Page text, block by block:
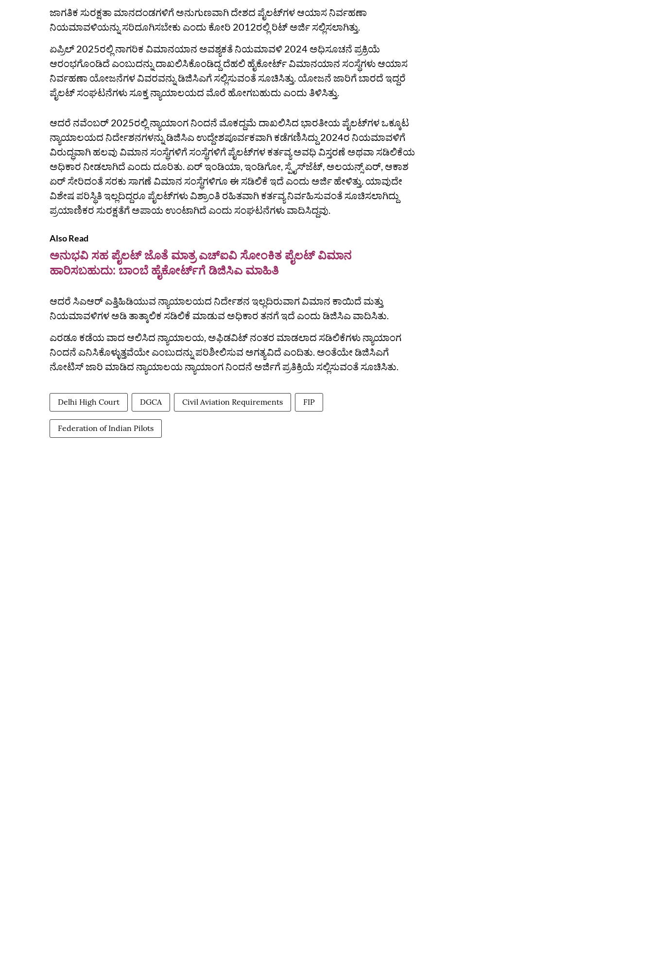
ಜಾಗತಿಕ ಸುರಕ್ಷತಾ ಮಾನದಂಡಗಳಿಗೆ ಅನುಗುಣವಾಗಿ ದೇಶದ ಪೈಲಟ್‌ಗಳ ಆಯಾಸ ನಿರ್ವಹಣಾ
ನಿಯಮಾವಳಿಯನ್ನು ಸರಿದೂಗಿಸಬೇಕು ಎಂದು ಕೋರಿ 2012ರಲ್ಲಿ ರಿಟ್‌ ಅರ್ಜಿ ಸಲ್ಲಿಸಲಾಗಿತ್ತು.
ಏಪ್ರಿಲ್‌ 2025ರಲ್ಲಿ ನಾಗರಿಕ ವಿಮಾನಯಾನ ಅವಶ್ಯಕತೆ ನಿಯಮಾವಳಿ 2024 ಅಧಿಸೂಚನೆ ಪ್ರಕ್ರಿಯೆ
ಆರಂಭಗೊಂಡಿದೆ ಎಂಬುದನ್ನು ದಾಖಲಿಸಿಕೊಂಡಿದ್ದ ದೆಹಲಿ ಹೈಕೋರ್ಟ್‌ ವಿಮಾನಯಾನ ಸಂಸ್ಥೆಗಳು ಆಯಾಸ
ನಿರ್ವಹಣಾ ಯೋಜನೆಗಳ ವಿವರವನ್ನು ಡಿಜಿಸಿಎಗೆ ಸಲ್ಲಿಸುವಂತೆ ಸೂಚಿಸಿತ್ತು. ಯೋಜನೆ ಜಾರಿಗೆ ಬಾರದೆ ಇದ್ದರೆ
ಪೈಲಟ್‌ ಸಂಘಟನೆಗಳು ಸೂಕ್ತ ನ್ಯಾಯಾಲಯದ ಮೊರೆ ಹೋಗಬಹುದು ಎಂದು ತಿಳಿಸಿತ್ತು.
ಆದರೆ ನವೆಂಬರ್ 2025ರಲ್ಲಿ ನ್ಯಾಯಾಂಗ ನಿಂದನೆ ಮೊಕದ್ದಮೆ ದಾಖಲಿಸಿದ ಭಾರತೀಯ ಪೈಲಟ್‌ಗಳ ಒಕ್ಕೂಟ
ನ್ಯಾಯಾಲಯದ ನಿರ್ದೇಶನಗಳನ್ನು ಡಿಜಿಸಿಎ ಉದ್ದೇಶಪೂರ್ವಕವಾಗಿ ಕಡೆಗಣಿಸಿದ್ದು 2024ರ ನಿಯಮಾವಳಿಗೆ
ವಿರುದ್ಧವಾಗಿ ಹಲವು ವಿಮಾನ ಸಂಸ್ಥೆಗಳಿಗೆ ಸಂಸ್ಥೆಗಳಿಗೆ ಪೈಲಟ್‌ಗಳ ಕರ್ತವ್ಯ ಅವಧಿ ವಿಸ್ತರಣೆ ಅಥವಾ ಸಡಿಲಿಕೆಯ
ಅಧಿಕಾರ ನೀಡಲಾಗಿದೆ ಎಂದು ದೂರಿತು. ಏರ್ ಇಂಡಿಯಾ, ಇಂಡಿಗೋ, ಸ್ಪೈಸ್‌ಜೆಟ್, ಅಲಯನ್ಸ್ ಏರ್, ಆಕಾಶ
ಏರ್ ಸೇರಿದಂತೆ ಸರಕು ಸಾಗಣೆ ವಿಮಾನ ಸಂಸ್ಥೆಗಳಿಗೂ ಈ ಸಡಿಲಿಕೆ ಇದೆ ಎಂದು ಅರ್ಜಿ ಹೇಳಿತ್ತು. ಯಾವುದೇ
ವಿಶೇಷ ಪರಿಸ್ಥಿತಿ ಇಲ್ಲದಿದ್ದರೂ ಪೈಲಟ್‌ಗಳು ವಿಶ್ರಾಂತಿ ರಹಿತವಾಗಿ ಕರ್ತವ್ಯ ನಿರ್ವಹಿಸುವಂತೆ ಸೂಚಿಸಲಾಗಿದ್ದು
ಪ್ರಯಾಣಿಕರ ಸುರಕ್ಷತೆಗೆ ಅಪಾಯ ಉಂಟಾಗಿದೆ ಎಂದು ಸಂಘಟನೆಗಳು ವಾದಿಸಿದ್ದವು.
Also Read
ಅನುಭವಿ ಸಹ ಪೈಲಟ್‌ ಜೊತೆ ಮಾತ್ರ ಎಚ್‌ಐವಿ ಸೋಂಕಿತ ಪೈಲಟ್‌ ವಿಮಾನ
ಹಾರಿಸಬಹುದು: ಬಾಂಬೆ ಹೈಕೋರ್ಟ್‌ಗೆ ಡಿಜಿಸಿಎ ಮಾಹಿತಿ
ಆದರೆ ಸಿಎಆರ್‌ ಎತ್ತಿಹಿಡಿಯುವ ನ್ಯಾಯಾಲಯದ ನಿರ್ದೇಶನ ಇಲ್ಲದಿರುವಾಗ ವಿಮಾನ ಕಾಯಿದೆ ಮತ್ತು
ನಿಯಮಾವಳಿಗಳ ಅಡಿ ತಾತ್ಕಾಲಿಕ ಸಡಿಲಿಕೆ ಮಾಡುವ ಅಧಿಕಾರ ತನಗೆ ಇದೆ ಎಂದು ಡಿಜಿಸಿಎ ವಾದಿಸಿತು.
ಎರಡೂ ಕಡೆಯ ವಾದ ಆಲಿಸಿದ ನ್ಯಾಯಾಲಯ, ಅಫಿಡವಿಟ್ ನಂತರ ಮಾಡಲಾದ ಸಡಿಲಿಕೆಗಳು ನ್ಯಾಯಾಂಗ
ನಿಂದನೆ ಎನಿಸಿಕೊಳ್ಳುತ್ತವೆಯೇ ಎಂಬುದನ್ನು ಪರಿಶೀಲಿಸುವ ಅಗತ್ಯವಿದೆ ಎಂದಿತು. ಅಂತೆಯೇ ಡಿಜಿಸಿಎಗೆ
ನೋಟಿಸ್ ಜಾರಿ ಮಾಡಿದ ನ್ಯಾಯಾಲಯ ನ್ಯಾಯಾಂಗ ನಿಂದನೆ ಅರ್ಜಿಗೆ ಪ್ರತಿಕ್ರಿಯೆ ಸಲ್ಲಿಸುವಂತೆ ಸೂಚಿಸಿತು.
Delhi High Court DGCA Civil Aviation Requirements FIP
Federation of Indian Pilots